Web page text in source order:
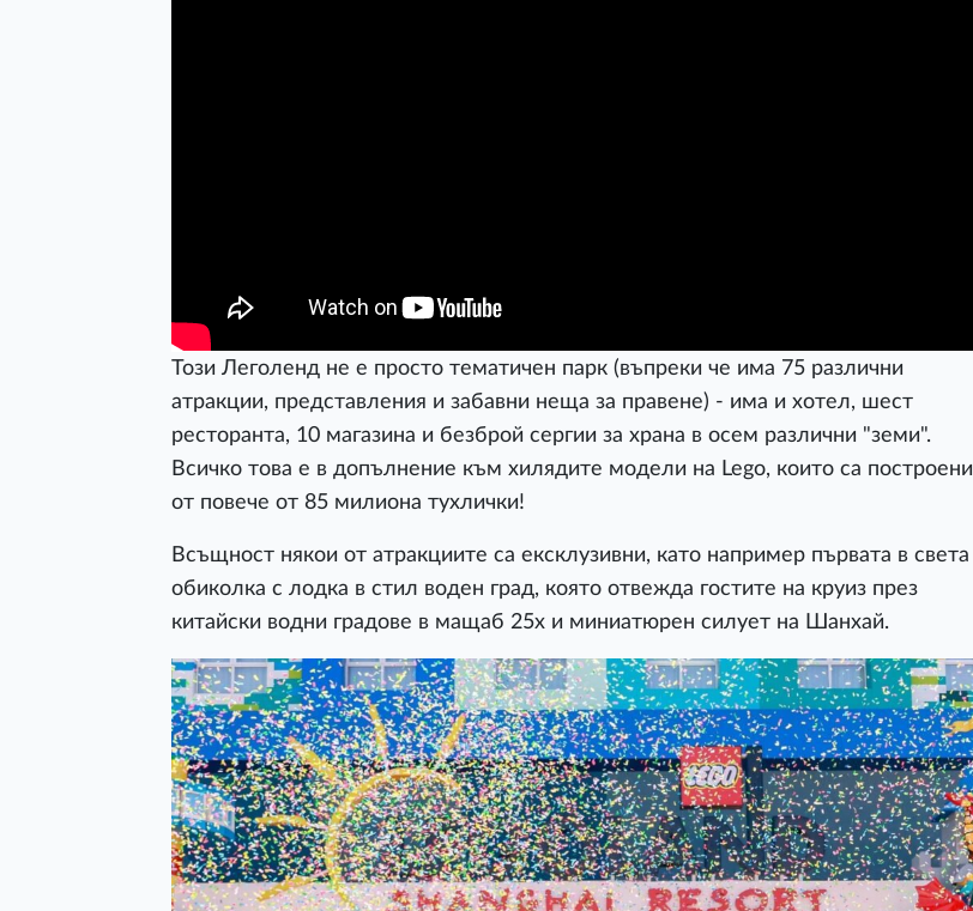
Този Леголенд не е просто тематичен парк (въпреки че има 75 различни
атракции, представления и забавни неща за правене) - има и хотел, шест
ресторанта, 10 магазина и безброй сергии за храна в осем различни "земи".
Всичко това е в допълнение към хилядите модели на Lego, които са построени
от повече от 85 милиона тухлички!
Всъщност някои от атракциите са ексклузивни, като например първата в света
обиколка с лодка в стил воден град, която отвежда гостите на круиз през
китайски водни градове в мащаб 25x и миниатюрен силует на Шанхай.